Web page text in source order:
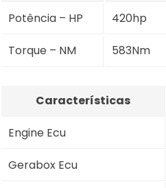
Potência – HP 420hp
Torque – NM 583Nm
Características
Engine Ecu
Gerabox Ecu